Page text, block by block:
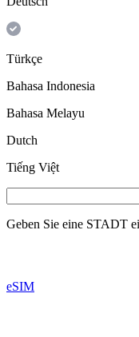
Türkçe
Bahasa Indonesia
Bahasa Melayu
Dutch
Tiếng Việt
Geben Sie eine STADT
eSIM